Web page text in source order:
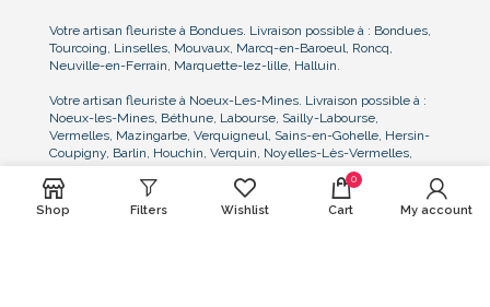
Votre artisan fleuriste à Bondues. Livraison possible à : Bondues,
Tourcoing, Linselles, Mouvaux, Marcq-en-Baroeul, Roncq,
Neuville-en-Ferrain, Marquette-lez-lille, Halluin.
Votre artisan fleuriste à Noeux-Les-Mines. Livraison possible à :
Noeux-les-Mines, Béthune, Labourse, Sailly-Labourse,
Vermelles, Mazingarbe, Verquigneul, Sains-en-Gohelle, Hersin-
Coupigny, Barlin, Houchin, Verquin, Noyelles-Lès-Vermelles,
Bully-Les-Mines, Grenay
Nous consulter pour toute demande particulière de livraison dans
Shop Filters Wishlist
0
Cart My account